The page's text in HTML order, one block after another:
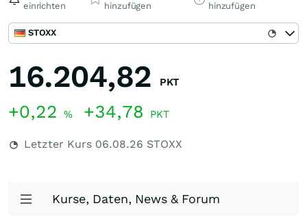
einrichten
hinzufügen
hinzufügen
STOXX
16.204,82 PKT
+0,22 % +34,78 PKT
Letzter Kurs 06.08.26 STOXX
Kurse, Daten, News & Forum